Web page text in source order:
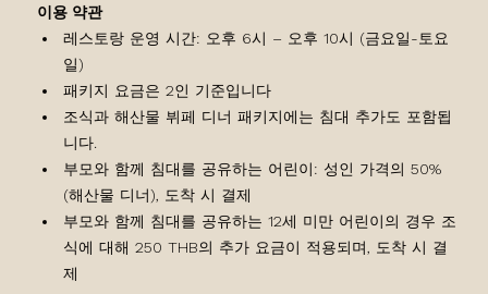
이용 약관
레스토랑 운영 시간: 오후 6시 – 오후 10시 (금요일-토요
일)
패키지 요금은 2인 기준입니다
조식과 해산물 뷔페 디너 패키지에는 침대 추가도 포함됩
니다.
부모와 함께 침대를 공유하는 어린이: 성인 가격의 50%
(해산물 디너), 도착 시 결제
부모와 함께 침대를 공유하는 12세 미만 어린이의 경우 조
식에 대해 250 THB의 추가 요금이 적용되며, 도착 시 결
제